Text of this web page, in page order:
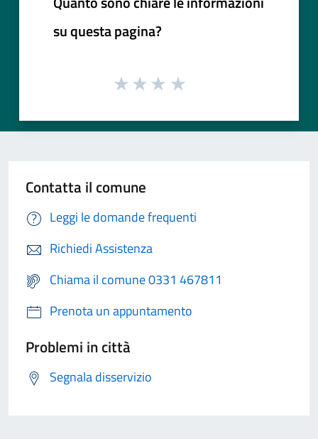
su questa pagina?
Contatta il comune
Leggi le domande frequenti
Richiedi Assistenza
Chiama il comune 0331 467811
Prenota un appuntamento
Problemi in città
Segnala disservizio